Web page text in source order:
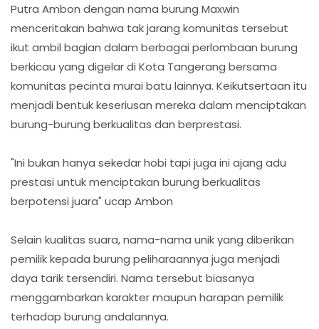
Putra Ambon dengan nama burung Maxwin
menceritakan bahwa tak jarang komunitas tersebut
ikut ambil bagian dalam berbagai perlombaan burung
berkicau yang digelar di Kota Tangerang bersama
komunitas pecinta murai batu lainnya. Keikutsertaan itu
menjadi bentuk keseriusan mereka dalam menciptakan
burung-burung berkualitas dan berprestasi.
"Ini bukan hanya sekedar hobi tapi juga ini ajang adu
prestasi untuk menciptakan burung berkualitas
berpotensi juara" ucap Ambon
Selain kualitas suara, nama-nama unik yang diberikan
pemilik kepada burung peliharaannya juga menjadi
daya tarik tersendiri. Nama tersebut biasanya
menggambarkan karakter maupun harapan pemilik
terhadap burung andalannya.